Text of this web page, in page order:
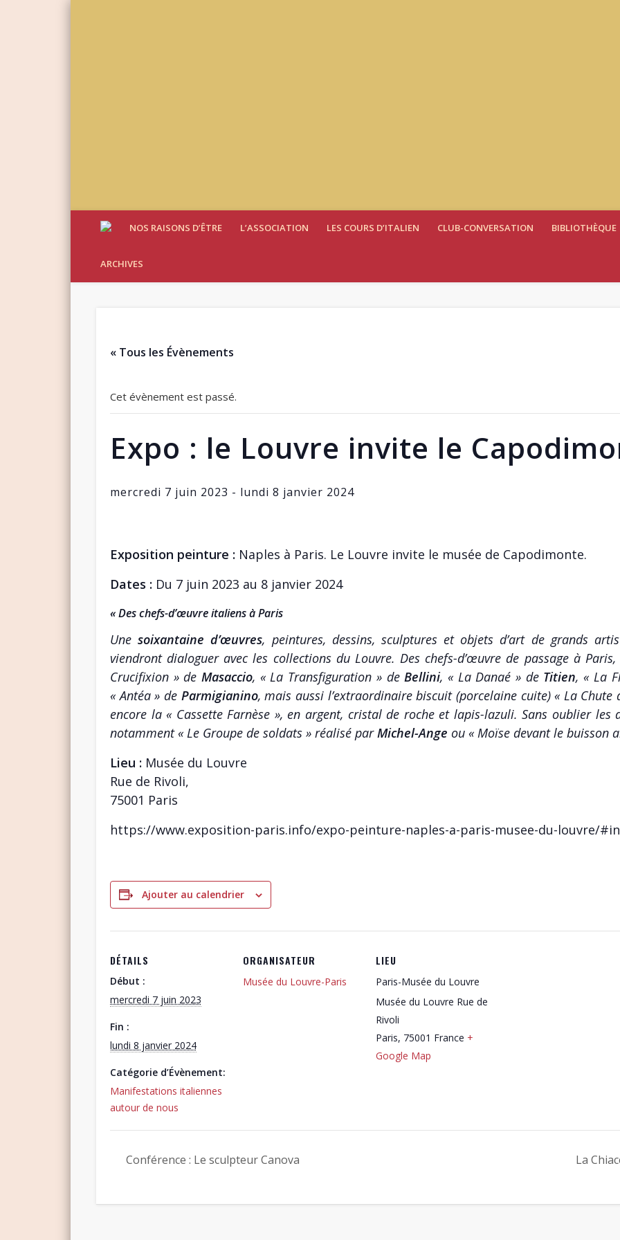
NOS RAISONS D’ÊTRE L’ASSOCIATION LES COURS D’ITALIEN CLUB-CONVERSATION BIBLIOTHÈQUE
ARCHIVES
« Tous les Évènements
Cet évènement est passé.
Expo : le Louvre invite le
mercredi 7 juin 2023 - lundi 8 janvier 2024
Exposition peinture : Naples à Paris. Le Louvre invite le musée de Capodimonte.
Dates : Du 7 juin 2023 au 8 janvier 2024
« Des chefs-d’œuvre italiens à Paris
Unesoixantaine d’œuvres, peintures, dessins, sculptures et objets d’art de grands
viendront dialoguer avec les collections du Louvre. Des chefs-d’œuvre de passage à
Crucifixion » deMasaccio, « La Transfiguration » deBellini, « La Danaé » de Titien, « La
« Antéa » de Parmigianino, mais aussi l’extraordinaire biscuit (porcelaine cuite) « La Chute
encore la « Cassette Farnèse », en argent, cristal de roche et lapis-lazuli. Sans oublier les
notamment « Le Groupe de soldats » réalisé parMichel-Ange ou « Moïse devant le buisson
Lieu : Musée du Louvre
Rue de Rivoli,
75001 Paris
https://www.exposition-paris.info/expo-peinture-naples-a-paris-musee-du-louvre/
Ajouter au calendrier
DÉTAILS
Début :
mercredi 7 juin 2023
Fin :
lundi 8 janvier 2024
Catégorie d’Évènement:
Manifestations italiennes
autour de nous
ORGANISATEUR
Musée du Louvre-Paris
LIEU
Paris-Musée du Louvre
Musée du Louvre Rue de
Rivoli
Paris, 75001 France +
Google Map
Conférence : Le sculpteur Canova La